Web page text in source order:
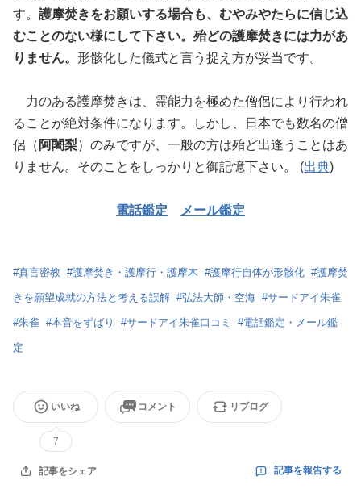
す。 護摩焚きをお願いする場合も、むやみやたらに信じ込
むことのない様にして下さい。殆どの護摩焚きには力があ
りません。 形骸化した儀式と言う捉え方が妥当です。
力のある護摩焚きは、霊能力を極めた僧侶により行われ
ることが絶対条件になります。しかし、日本でも数名の僧
侶（ 阿闍梨）のみですが、一般の方は殆ど出逢うことはあ
りません。そのことをしっかりと御記憶下さい。 (出典)
電話鑑定 メール鑑定
#真言密教 #護摩焚き・護摩行・護摩木 #護摩行自体が形骸化 #護摩焚
きを願望成就の方法と考える誤解 #弘法大師・空海 #サードアイ朱雀
#朱雀 #本音をずばり #サードアイ朱雀口コミ #電話鑑定・メール鑑
定
いいね
7
コメント リブログ
記事をシェア 記事を報告する